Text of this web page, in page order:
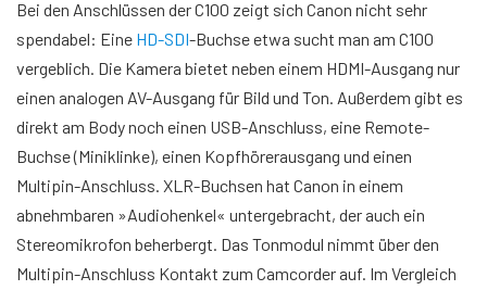
Bei den Anschlüssen der C100 zeigt sich Canon nicht sehr
spendabel: Eine HD-SDI-Buchse etwa sucht man am C100
vergeblich. Die Kamera bietet neben einem HDMI-Ausgang nur
einen analogen AV-Ausgang für Bild und Ton. Außerdem gibt es
direkt am Body noch einen USB-Anschluss, eine Remote-
Buchse (Miniklinke), einen Kopfhörerausgang und einen
Multipin-Anschluss. XLR-Buchsen hat Canon in einem
abnehmbaren »Audiohenkel« untergebracht, der auch ein
Stereomikrofon beherbergt. Das Tonmodul nimmt über den
Multipin-Anschluss Kontakt zum Camcorder auf. Im Vergleich